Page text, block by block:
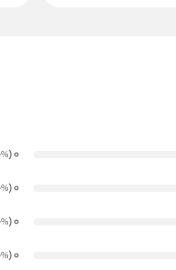
0
(0
%
0
(0
%
0
(0
%
0
(0
%